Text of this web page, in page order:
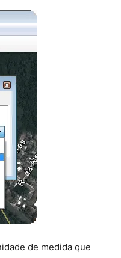
de medida que